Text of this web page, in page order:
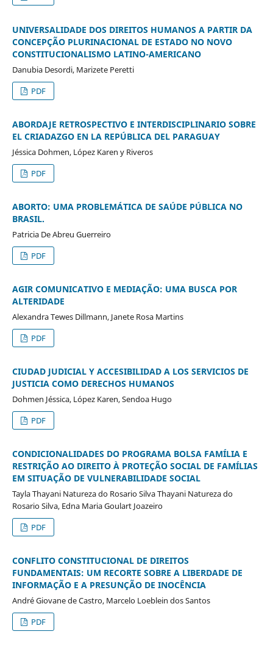
UNIVERSALIDADE DOS DIREITOS HUMANOS A PARTIR DA
CONCEPÇÃO PLURINACIONAL DE ESTADO NO NOVO
CONSTITUCIONALISMO LATINO-AMERICANO
Danubia Desordi, Marizete Peretti
PDF
ABORDAJE RETROSPECTIVO E INTERDISCIPLINARIO SOBRE
EL CRIADAZGO EN LA REPÚBLICA DEL PARAGUAY
Jéssica Dohmen, López Karen y Riveros
PDF
ABORTO: UMA PROBLEMÁTICA DE SAÚDE PÚBLICA NO
BRASIL.
Patricia De Abreu Guerreiro
PDF
AGIR COMUNICATIVO E MEDIAÇÃO: UMA BUSCA POR
ALTERIDADE
Alexandra Tewes Dillmann, Janete Rosa Martins
PDF
CIUDAD JUDICIAL Y ACCESIBILIDAD A LOS SERVICIOS DE
JUSTICIA COMO DERECHOS HUMANOS
Dohmen Jéssica, López Karen, Sendoa Hugo
PDF
CONDICIONALIDADES DO PROGRAMA BOLSA FAMÍLIA E
RESTRIÇÃO AO DIREITO À PROTEÇÃO SOCIAL DE FAMÍLIAS
EM SITUAÇÃO DE VULNERABILIDADE SOCIAL
Tayla Thayani Natureza do Rosario Silva Thayani Natureza do
Rosario Silva, Edna Maria Goulart Joazeiro
PDF
CONFLITO CONSTITUCIONAL DE DIREITOS
FUNDAMENTAIS: UM RECORTE SOBRE A LIBERDADE DE
INFORMAÇÃO E A PRESUNÇÃO DE INOCÊNCIA
André Giovane de Castro, Marcelo Loeblein dos Santos
PDF